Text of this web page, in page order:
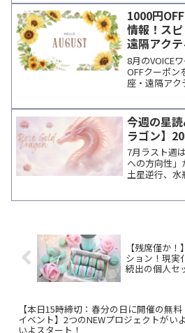
けします。
1000円
情報！ス
遠隔アク
参加
8月のVOICE
OFFクーポン
座・遠隔ア
します。
今週の星
ラゴン】
7月ラスト週
への方向性」
土星逆行、水
【残席僅か
ション！現実
続出の個人セ
【本日15時締切：春分の日に開催の無料
イベント】2つのNEWプロジェクトがいよ
いよスタート！